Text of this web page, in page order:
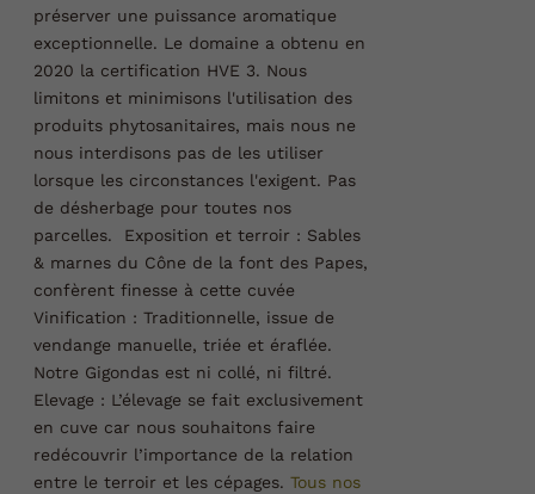
préserver une puissance aromatique
exceptionnelle. Le domaine a obtenu en
2020 la certification HVE 3. Nous
limitons et minimisons l'utilisation des
produits phytosanitaires, mais nous ne
nous interdisons pas de les utiliser
lorsque les circonstances l'exigent. Pas
de désherbage pour toutes nos
parcelles.
Exposition et terroir : Sables
& marnes du Cône de la font des Papes,
confèrent finesse à cette cuvée
Vinification : Traditionnelle, issue de
vendange manuelle, triée et éraflée.
Notre Gigondas est ni collé, ni filtré.
Elevage : L’élevage se fait exclusivement
en cuve car nous souhaitons faire
redécouvrir l’importance de la relation
entre le terroir et les cépages. Tous nos